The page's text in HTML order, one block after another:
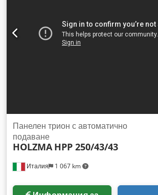
Италия 1 067 km
Панелен трион с автоматично
подаване
HOLZMA HPP 250/43/43